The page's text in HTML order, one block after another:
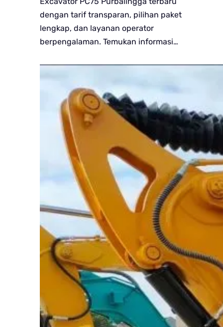
dengan tarif transparan, pilihan paket
lengkap, dan layanan operator
berpengalaman. Temukan informasi…